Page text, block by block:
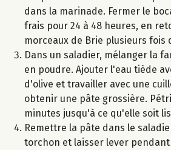
dans la marinade. Fermer le
frais pour 24 à 48 heures, en
morceaux de Brie plusieurs fois
Dans un saladier, mélanger la
en poudre. Ajouter l'eau tiède
d'olive et travailler avec une
obtenir une pâte grossière.
minutes jusqu'à ce qu'elle soit
Remettre la pâte dans le
torchon et laisser lever pendant